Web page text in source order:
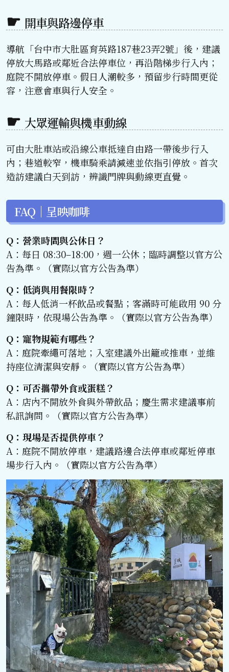
開車與路邊停車
導航「台中市大肚區育英路187巷23弄2號」後，建議
停放大馬路或鄰近合法停車位，再沿階梯步行入內；
庭院不開放停車。假日人潮較多，預留步行時間更從
容，注意會車與行人安全。
大眾運輸與機車動線
可由大肚車站或沿線公車抵達自由路一帶後步行入
內；巷道較窄，機車騎乘請減速並依指引停放。首次
造訪建議白天到訪，辨識門牌與動線更直覺。
FAQ｜呈映咖啡
Q：營業時間與公休日？
A：每日 08:30–18:00，週一公休；臨時調整以官方公
告為準。（實際以官方公告為準）
Q：低消與用餐限時？
A：每人低消一杯飲品或餐點；客滿時可能啟用 90 分
鐘限時，依現場公告為準。（實際以官方公告為準）
Q：寵物規範有哪些？
A：庭院牽繩可落地；入室建議外出籠或推車，並維
持座位清潔與安靜。（實際以官方公告為準）
Q：可否攜帶外食或蛋糕？
A：店內不開放外食與外帶飲品；慶生需求建議事前
私訊詢問。（實際以官方公告為準）
Q：現場是否提供停車？
A：庭院不開放停車，建議路邊合法停車或鄰近停車
場步行入內。（實際以官方公告為準）